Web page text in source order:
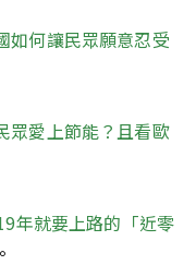
如何讓民眾願意忍受
眾愛上節能？且看歐
年就要上路的「近零
。